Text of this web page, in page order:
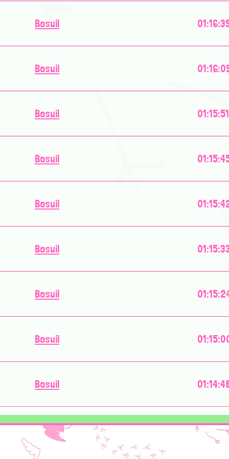
Bosuil
Bosuil
Bosuil 01:15:51
Bosuil
Bosuil
Bosuil
Bosuil
Bosuil
Bosuil